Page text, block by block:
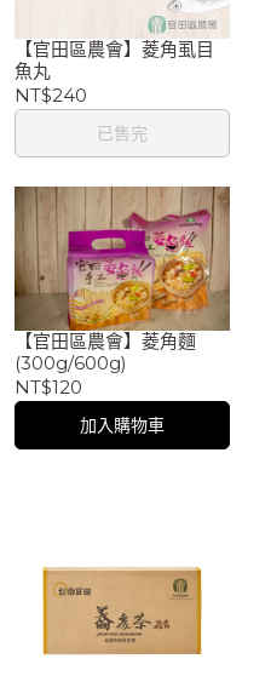
【官田區農會】菱角虱目
魚丸
NT$240
已售完
【官田區農會】菱角麵
(300g/600g)
NT$120
加入購物車